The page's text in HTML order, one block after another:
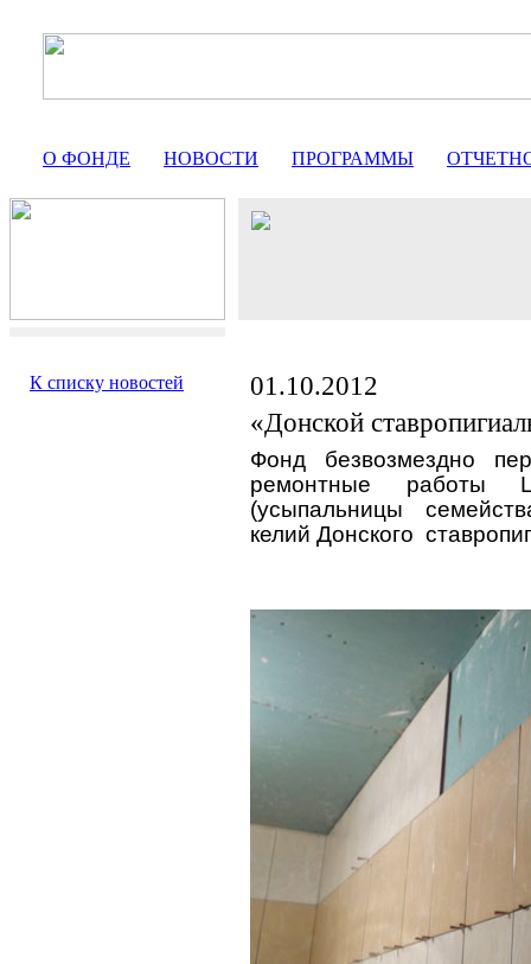
О ФОНДЕ НОВОСТИ ПРОГРАММЫ
К списку новостей
01.10.2012
«Донской
Фонд безвозмездно
ремонтные работы
(усыпальницы
келий Донского